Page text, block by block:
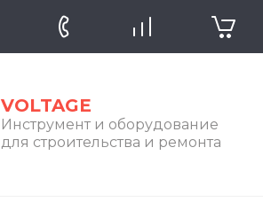
VOLTAGE
Инструмент и оборудование
для строительства и ремонта